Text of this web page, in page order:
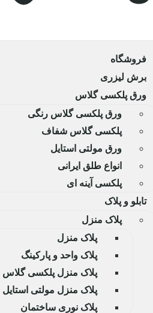
فروشگاه
برش لیزری
ورق پلکسی گلاس
ورق پلکسی گلاس رنگی
پلکسی گلاس شفاف
ورق مولتی استایل
انواع طلق ایرانی
پلکسی آینه ای
تابلو و پلاک
پلاک منزل
پلاک منزل
پلاک واحد و پارکینگ
پلاک منزل پلکسی گلاس
پلاک منزل مولتی استایل
پلاک نوری ساختمان